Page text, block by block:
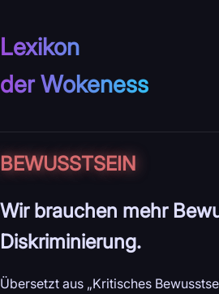
Lexikon
der Wokeness
BEWUSST­SEIN
Wir brauchen mehr
Diskriminierung.
Übersetzt aus „Kritisches